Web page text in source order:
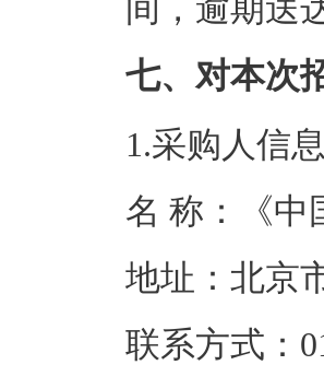
间，逾期送
七、对本次
1.采购人信息
名 称：
地址：
联系方